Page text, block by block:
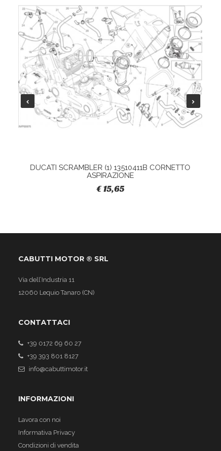
DUCATI SCRAMBLER (1) 13510411B CORNETTO
ASPIRAZIONE
€ 15,65
CABUTTI MOTOR ® SRL
Via dell’Industria 11
12060 Lequio Tanaro (CN)
CONTATTACI
+39 0172 69 60 27
+39 393 801 8127
info@cabuttimotor.it
INFORMAZIONI
Lavora con noi
Informativa Privacy
Condizioni di vendita